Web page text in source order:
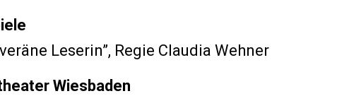
Leserin”, Regie Claudia Wehner
Wiesbaden